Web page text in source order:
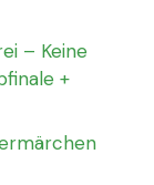
– Keine
+